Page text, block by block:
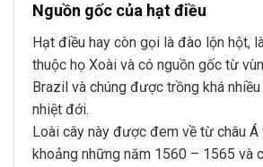
Nguồn gốc của hạt điều
Hạt điều hay còn gọi là đào lộn hột,
thuộc họ Xoài và có nguồn gốc từ
Brazil và chúng được trồng khá
nhiệt đới.
Loài cây này được đem về từ châu Á
khoảng những năm 1560 – 1565 và